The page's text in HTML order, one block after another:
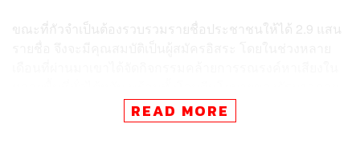
ขณะที่กัวจำเป็นต้องรวบรวมรายชื่อประชาชนให้ได้ 2.9 แสน
ใต้การนำของพรรค DPP (Democratic Progressive Party)
หรือพรรคประชาธิปไตยก้าวหน้า ว่าเต็มไปด้วยความผิด
READ MORE